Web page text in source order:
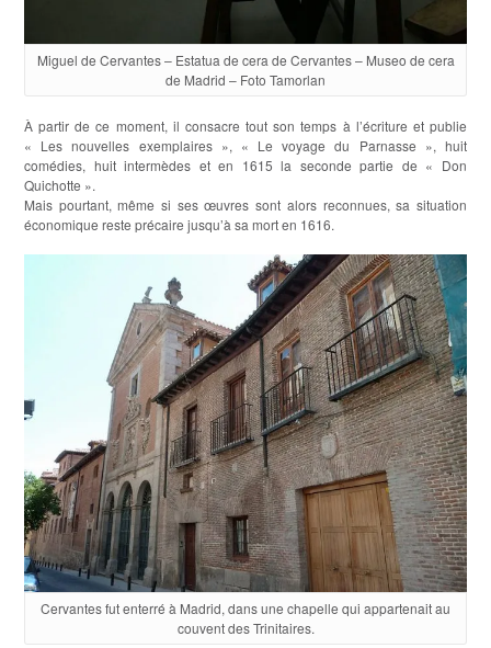
Miguel de Cervantes – Estatua de cera de Cervantes – Museo de cera
de Madrid – Foto Tamorlan
À partir de ce moment, il consacre tout son temps à l’écriture et publie
« Les nouvelles exemplaires », « Le voyage du Parnasse », huit
comédies, huit intermèdes et en 1615 la seconde partie de « Don
Quichotte ».
Mais pourtant, même si ses œuvres sont alors reconnues, sa situation
économique reste précaire jusqu’à sa mort en 1616.
Cervantes fut enterré à Madrid, dans une chapelle qui appartenait au
couvent des Trinitaires.